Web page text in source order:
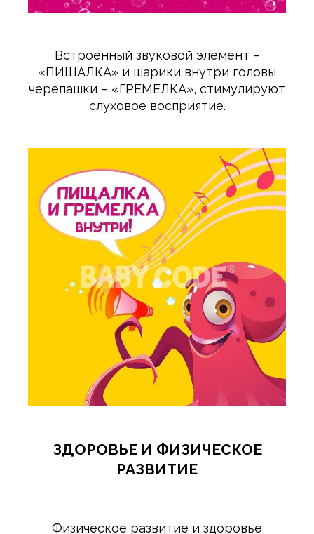
Встроенный звуковой элемент –
«ПИЩАЛКА» и шарики внутри головы
черепашки – «ГРЕМЕЛКА», стимулируют
слуховое восприятие.
ЗДОРОВЬЕ И ФИЗИЧЕСКОЕ
РАЗВИТИЕ
Физическое развитие и здоровье